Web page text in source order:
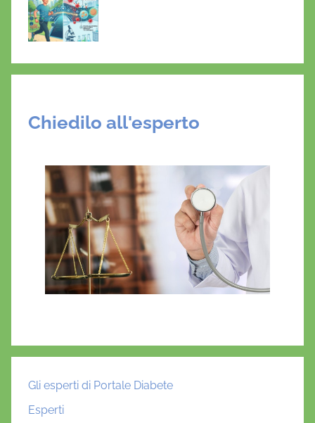
Chiedilo all'esperto
Gli esperti di Portale Diabete
Esperti